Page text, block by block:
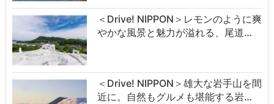
＜Drive! NIPPON＞レモンのように爽
やかな風景と魅力が溢れる、尾道…
＜Drive! NIPPON＞雄大な岩手山を間
近に。自然もグルメも堪能する岩…